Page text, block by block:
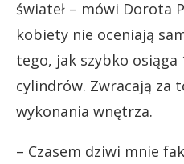
świateł – mówi Dorota
kobiety nie oceniają
tego, jak szybko
cylindrów. Zwracają za
wykonania wnętrza.
– Czasem dziwi mnie